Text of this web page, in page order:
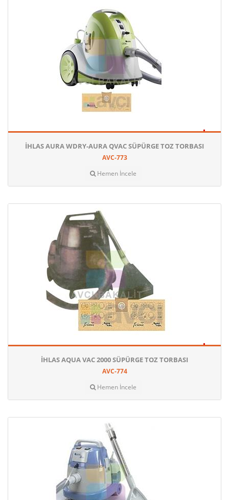
İHLAS AURA WDRY-AURA QVAC SÜPÜRGE TOZ TORBASI
AVC-773
Hemen İncele
İHLAS AQUA VAC 2000 SÜPÜRGE TOZ TORBASI
AVC-774
Hemen İncele